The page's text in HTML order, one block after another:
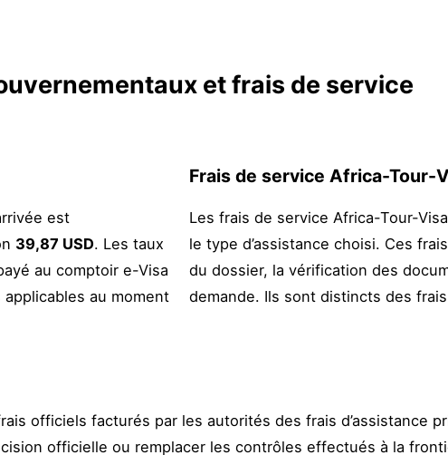
et frais de service
est
39,87 USD. Les taux
au comptoir e-Visa
au moment
Frais de service Africa-Tour-
Les frais de service Africa-Tour-
le type d’assistance choisi. Ces
du dossier, la vérification des
demande. Ils sont distincts des
officiels facturés par les autorités des frais d’assistance
officielle ou remplacer les contrôles effectués à la